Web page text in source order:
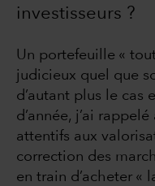
investisseurs ?
Un portefeuille «
judicieux quel que
d’autant plus le cas
d’année, j’ai
attentifs aux
correction des
en train d’acheter «